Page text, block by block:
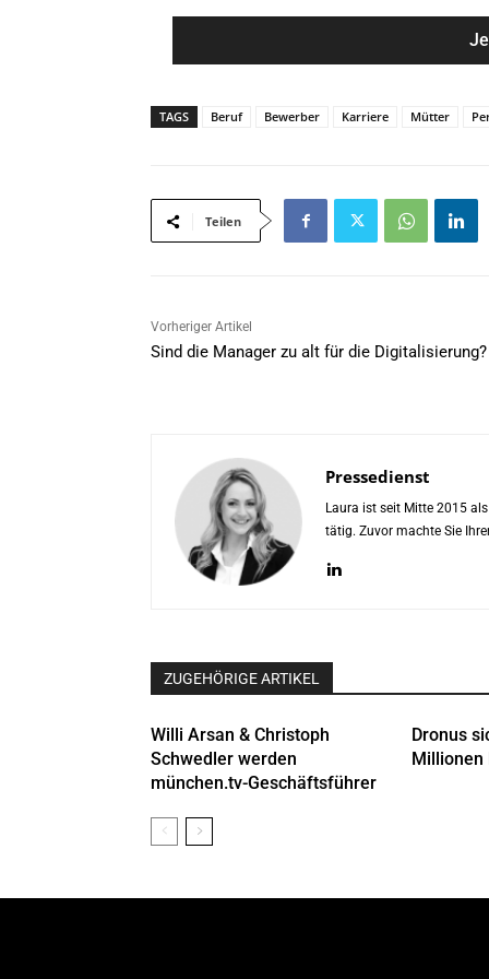
a
TAGS Beruf Bewerber Karriere Mütter
Teilen
Vorheriger Artikel
Sind die Manager zu alt für die Digitalisierung?
Pressedienst
Laura ist seit Mitte 2015
tätig. Zuvor machte Sie
ZUGEHÖRIGE ARTIKEL
Willi Arsan & Christoph
Schwedler werden
münchen.tv-Geschäftsführer
Dronus
Millionen